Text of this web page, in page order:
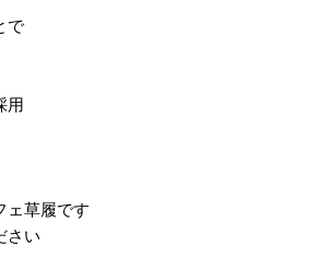
、
。
草履です。
い。